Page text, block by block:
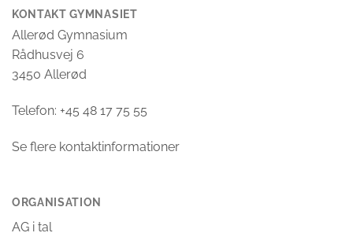
KONTAKT GYMNASIET
Allerød Gymnasium
Rådhusvej 6
3450 Allerød
Telefon: +45 48 17 75 55
Se flere kontaktinformationer
ORGANISATION
AG i tal